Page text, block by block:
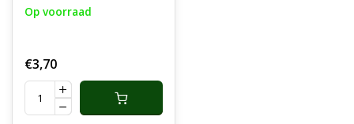
Huis, Tuin, Bedrijf,
Poort 100mm
Op voorraad
€3,70